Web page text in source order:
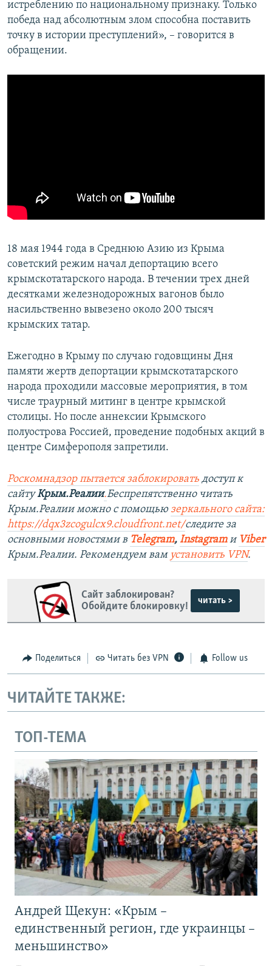
истреблению по национальному признаку. Только
победа над абсолютным злом способна поставить
точку в истории преступлений», – говорится в
обращении.
18 мая 1944 года в Среднюю Азию из Крыма
советский режим начал депортацию всего
крымскотатарского народа. В течении трех дней
десятками железнодорожных вагонов было
насильственно вывезено около 200 тысяч
крымских татар.
Ежегодно в Крыму по случаю годовщины Дня
памяти жертв депортации крымскотатарского
народа проходили массовые мероприятия, в том
числе траурный митинг в центре крымской
столицы. Но после аннексии Крымского
полуострова Россией, проведение подобных акций в
центре Симферополя запретили.
Роскомнадзор пытается заблокировать доступ к
сайтуКрым.Реалии.Беспрепятственно читать
Крым.Реалии можно с помощью зеркального сайта:
https://dqx3zcogulcx9.cloudfront.net/следите за
основными новостями в Telegram, Instagramи Viber
Крым.Реалии. Рекомендуем вам установить VPN.
Сайт заблокирован?
Обойдите блокировку!
читать >
Поделиться Читать без VPN Follow us
ЧИТАЙТЕ ТАКЖЕ:
ТОП-ТЕМА
Андрей Щекун: «Крым –
единственный регион, где украинцы –
меньшинство»